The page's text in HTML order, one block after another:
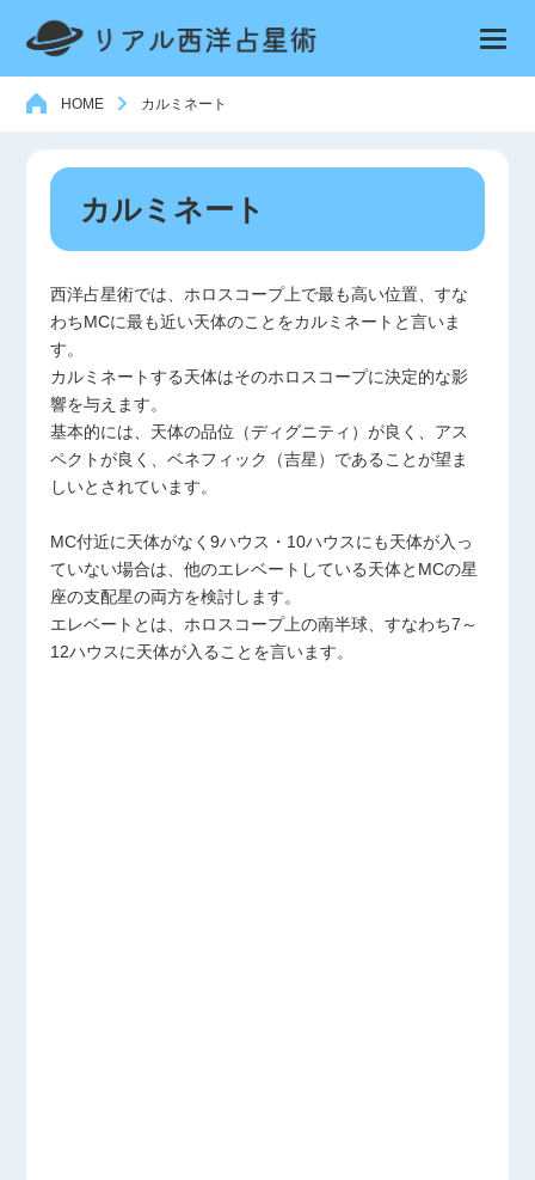
HOME カルミネート
カルミネート
西洋占星術では、ホロスコープ上で最も高い位置、すな
わちMCに最も近い天体のことをカルミネートと言いま
す。
カルミネートする天体はそのホロスコープに決定的な影
響を与えます。
基本的には、天体の品位（ディグニティ）が良く、アス
ペクトが良く、ベネフィック（吉星）であることが望ま
しいとされています。
MC付近に天体がなく9ハウス・10ハウスにも天体が入っ
ていない場合は、他のエレベートしている天体とMCの星
座の支配星の両方を検討します。
エレベートとは、ホロスコープ上の南半球、すなわち7～
12ハウスに天体が入ることを言います。